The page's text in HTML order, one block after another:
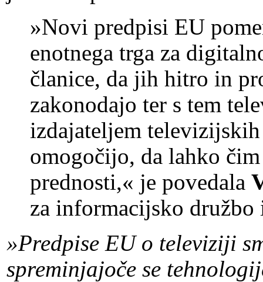
»Novi predpisi EU
enotnega trga za
članice, da jih hitro in
zakonodajo ter s tem
izdajateljem
omogočijo, da lahko
prednosti,« je povedala
za informacijsko družbo
»Predpise EU o televiziji
spreminjajoče se